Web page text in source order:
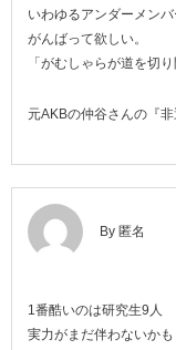
いわゆるアンダーメン
がんばって欲しい。
「がむしゃらが道を切り
元AKBの仲谷さんの『
By 匿名
1番酷いのは研究生9人
実力がまだ伴わないか